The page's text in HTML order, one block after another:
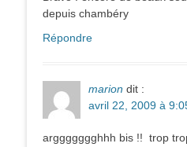
depuis chambéry
Répondre
marion dit :
avril 22, 2009 à
arggggggghhh bis !! trop